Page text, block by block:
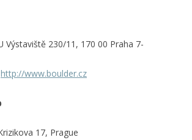
Výstaviště 230/11, 170 00 Praha 7-
http://www.boulder.cz
17, Prague